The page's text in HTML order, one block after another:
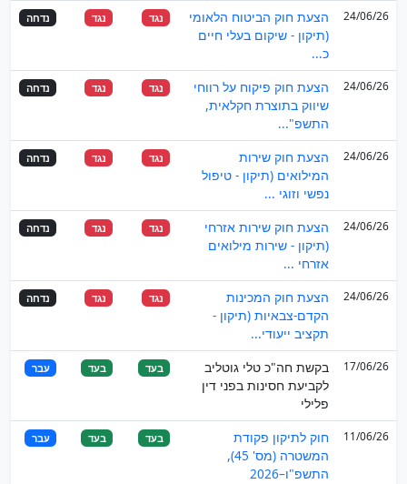
24/06/26
הצעת חוק הביטוח הלאומי
(תיקון - שיקום בעלי חיים
כ...
נגד נגד נדחה
24/06/26
הצעת חוק פיקוח על רווחי
שיווק בתוצרת חקלאית,
התשפ"...
נגד נגד נדחה
24/06/26
הצעת חוק שירות
המילואים (תיקון - טיפול
נפשי וזוגי ...
נגד נגד נדחה
24/06/26
הצעת חוק שירות אזרחי
(תיקון - שירות מילואים
אזרחי ...
נגד נגד נדחה
24/06/26
הצעת חוק המכינות
הקדם-צבאיות (תיקון -
תקציב ייעודי...
נגד נגד נדחה
17/06/26
בקשת חה"כ טלי גוטליב
לקביעת חסינות בפני דין
פלילי
בעד בעד עבר
11/06/26
חוק לתיקון פקודת
המשטרה (מס' 45),
התשפ"ו–2026
בעד בעד עבר